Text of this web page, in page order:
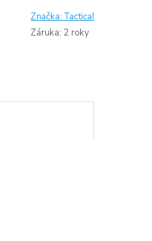
Značka:Tactical
Záruka: 2 roky